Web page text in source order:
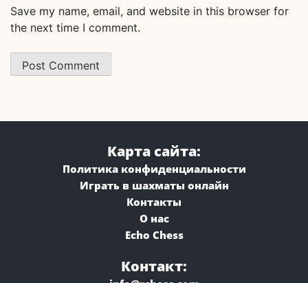
Save my name, email, and website in this browser for
the next time I comment.
Карта сайта:
Политика конфиденциальности
Играть в шахматы онлайн
Контакты
О нас
Echo Chess
Контакт: